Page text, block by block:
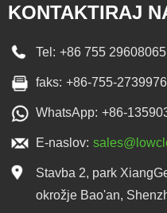
KONTAKTIRAJ
Tel: +86 755 29608065
faks: +86-755-
WhatsApp: +86-
E-naslov:
Stavba 2, park
okrožje Bao'an,